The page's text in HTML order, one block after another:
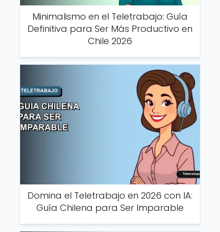
Minimalismo en el Teletrabajo: Guía
Definitiva para Ser Más Productivo en
Chile 2026
Domina el Teletrabajo en 2026 con IA:
Guía Chilena para Ser Imparable